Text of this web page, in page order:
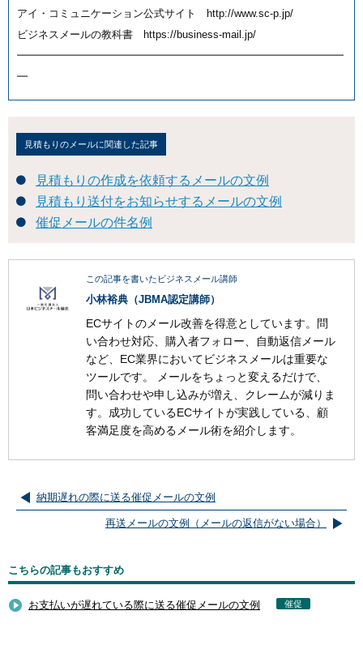
アイ・コミュニケーション公式サイト http://www.sc-p.jp/
ビジネスメールの教科書 https://business-mail.jp/
━━━━━━━━━━━━━━━━━━━━━━━━━━━━━━━
━
見積もりのメールに関連した記事
見積もりの作成を依頼するメールの文例
見積もり送付をお知らせするメールの文例
催促メールの件名例
この記事を書いたビジネスメール講師
小林裕典（JBMA認定講師）
ECサイトのメール改善を得意としています。問
い合わせ対応、購入者フォロー、自動返信メール
など、EC業界においてビジネスメールは重要な
ツールです。 メールをちょっと変えるだけで、
問い合わせや申し込みが増え、クレームが減りま
す。成功しているECサイトが実践している、顧
客満足度を高めるメール術を紹介します。
納期遅れの際に送る催促メールの文例
再送メールの文例（メールの返信がない場合）
こちらの記事もおすすめ
お支払いが遅れている際に送る催促メールの文例 催促